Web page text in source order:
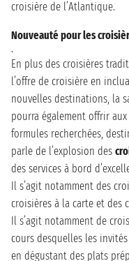
croisière de l’Atlantique.
Nouveauté pour les
.
En plus des croisières
l’offre de croisière en
nouvelles destinations, la
pourra également offrir
formules recherchées,
parle de l’explosion des
des services à bord
Il s’agit notamment des
croisières à la carte et des
Il s’agit notamment de
cours desquelles les
en dégustant des plats